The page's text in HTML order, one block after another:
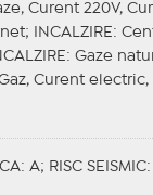
Curent 220V,
INCALZIRE :
: Gaze
Curent electric,
: A; RISC SEISMIC: